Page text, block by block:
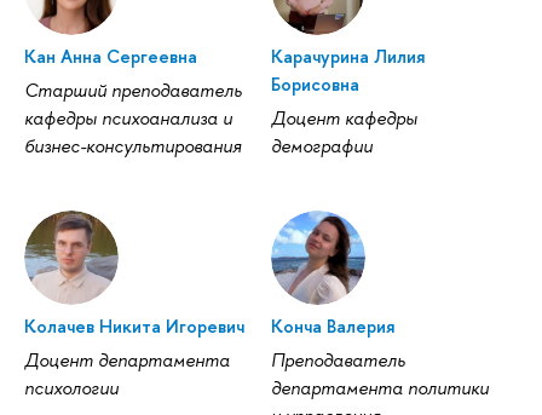
Кан Анна Сергеевна
Старший преподаватель
кафедры психоанализа и
бизнес-консультирования
Карачурина Лилия
Борисовна
Доцент кафедры
демографии
Колачев Никита Игоревич
Доцент департамента
психологии
Конча Валерия
Преподаватель
департамента политики